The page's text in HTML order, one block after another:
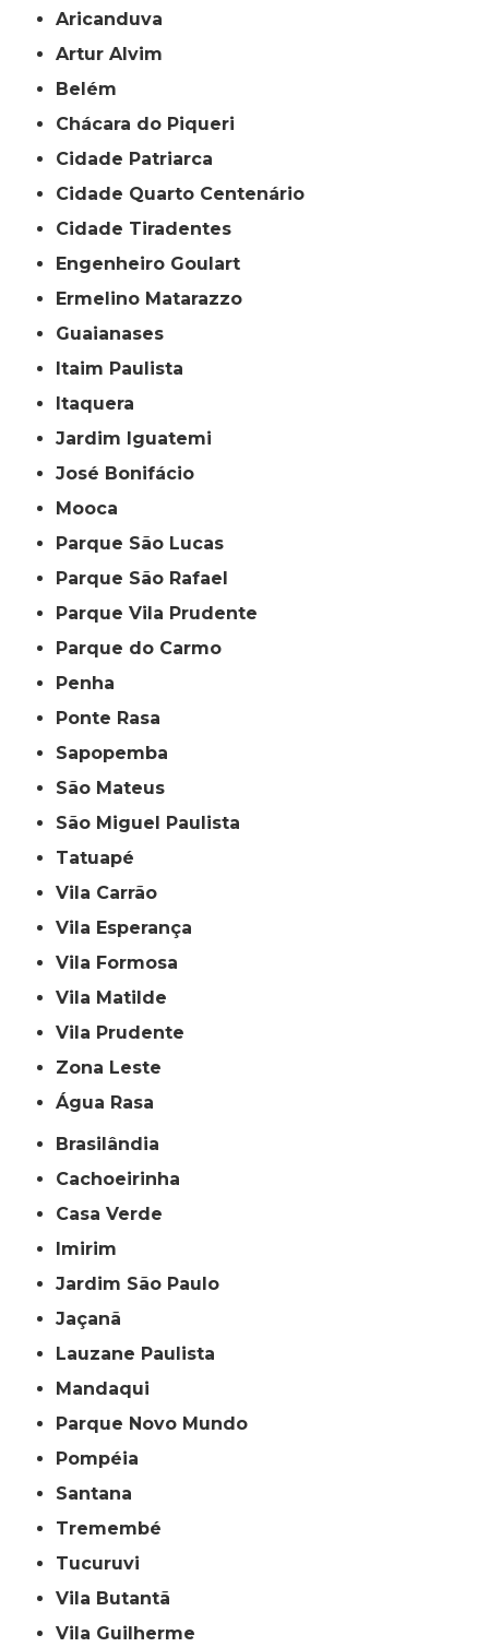
Aricanduva
Artur Alvim
Belém
Chácara do Piqueri
Cidade Patriarca
Cidade Quarto Centenário
Cidade Tiradentes
Engenheiro Goulart
Ermelino Matarazzo
Guaianases
Itaim Paulista
Itaquera
Jardim Iguatemi
José Bonifácio
Mooca
Parque São Lucas
Parque São Rafael
Parque Vila Prudente
Parque do Carmo
Penha
Ponte Rasa
Sapopemba
São Mateus
São Miguel Paulista
Tatuapé
Vila Carrão
Vila Esperança
Vila Formosa
Vila Matilde
Vila Prudente
Zona Leste
Água Rasa
Brasilândia
Cachoeirinha
Casa Verde
Imirim
Jardim São Paulo
Jaçanã
Lauzane Paulista
Mandaqui
Parque Novo Mundo
Pompéia
Santana
Tremembé
Tucuruvi
Vila Butantã
Vila Guilherme